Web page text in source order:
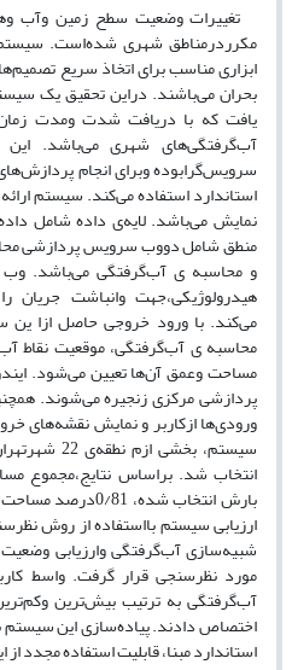
تغییرات وضعیت سطح زمین وآب
مکرردرمناطق شهری شده‌است.
ابزاری مناسب برای اتخاذ سریع
بحران می‌باشند. دراین تحقیق یک
یافت که با دریافت شدت ومدت
آب‌گرفتگی‌های شهری می‌باشد. این
سرویس‌گرابوده وبرای انجام
استاندارد استفاده می‌کند. سیستم
نمایش می‌باشد. لایه‌ی داده شامل
منطق شامل دووب سرویس پردازشی
و محاسبه‌ ی آب‌گرفتگی می‌باشد.
می‌کند. با ورود خروجی حاصل ازا
محاسبه ‌ی آب‌گرفتگی، موقعیت نقاط
مساحت وعمق آن‌ها تعیین می‌شود.
پردازشی مرکزی زنجیره می‌شوند.
ورودی‌ها ازکاربر و نمایش نقشه‌های
سیستم،
انتخاب شد. براساس نتایج،مجموع
بارش انتخاب شده،
ارزیابی سیستم بااستفاده از روش
شبیه‌سازی آب‌گرفتگی وارزیابی
مورد نظرسنجی قرار گرفت. واسط
آب‌گرفتگی به ترتیب بیش‌ترین
اختصاص دادند. پیاده‌سازی این
استاندارد مبنا، قابلیت استفاده مجدد